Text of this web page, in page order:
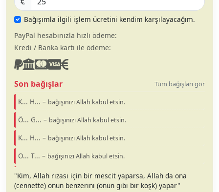
Bağışımla ilgili işlem ücretini kendim karşılayacağım.
PayPal hesabınızla hızlı ödeme:
Kredi / Banka kartı ile ödeme:
Son bağışlar Tüm bağışları gör
K... H... – bağışınızı Allah kabul etsin.
Ö... G... – bağışınızı Allah kabul etsin.
K... H... – bağışınızı Allah kabul etsin.
O... T... – bağışınızı Allah kabul etsin.
M... B... – bağışınızı Allah kabul etsin.
"Kim, Allah rızası için bir mescit yaparsa, Allah da ona
(cennette) onun benzerini (onun gibi bir köşk) yapar"